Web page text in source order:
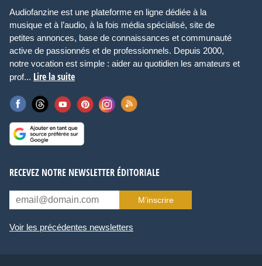
Audiofanzine est une plateforme en ligne dédiée à la
musique et à l’audio, à la fois média spécialisé, site de
petites annonces, base de connaissances et communauté
active de passionnés et de professionnels. Depuis 2000,
notre vocation est simple : aider au quotidien les amateurs et
prof... Lire la suite
RECEVEZ NOTRE NEWSLETTER ÉDITORIALE
M’inscrire
Voir les précédentes newsletters